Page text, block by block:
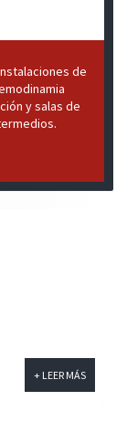
de
y salas de
+ LEER MÁS